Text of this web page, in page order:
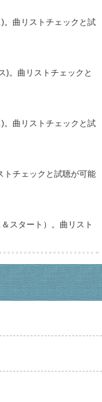
。曲リストチェックと試
)。曲リストチェックと
。曲リストチェックと試
トチェックと試聴が可能
スタート）。曲リスト